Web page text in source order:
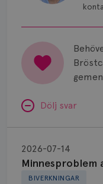
Dölj svar
BIVERKNINGAR
Minnesproblem
2026-07-14
Letrozol
Viatris?